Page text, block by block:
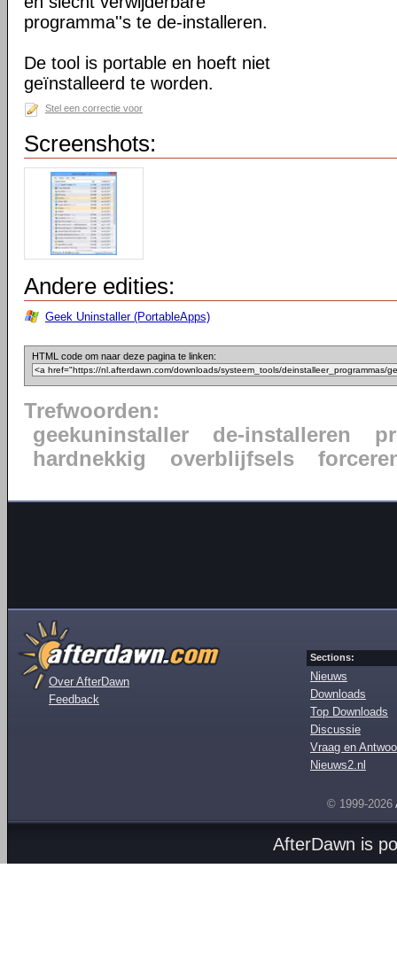
programma''s te de-installeren.
De tool is portable en hoeft niet
geïnstalleerd te worden.
Stel een correctie voor
Screenshots:
Andere edities:
Geek Uninstaller (PortableApps)
HTML code om naar deze pagina te linken:
Trefwoorden:
geekuninstaller
de-installeren
hardnekkig
overblijfsels
Over AfterDawn
Feedback
Sections:
Nieuws
Downloads
Top Downloads
Discussie
Vraag en
Nieuws2.nl
© 1999-2026
AfterDawn is